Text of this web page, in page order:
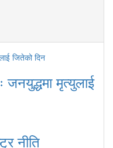
मृत्युलाई
नीति